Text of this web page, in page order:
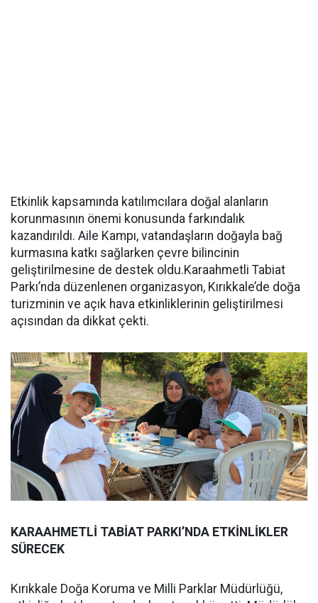
Etkinlik kapsamında katılımcılara doğal alanların
korunmasının önemi konusunda farkındalık
kazandırıldı. Aile Kampı, vatandaşların doğayla bağ
kurmasına katkı sağlarken çevre bilincinin
geliştirilmesine de destek oldu.Karaahmetli Tabiat
Parkı’nda düzenlenen organizasyon, Kırıkkale’de doğa
turizminin ve açık hava etkinliklerinin geliştirilmesi
açısından da dikkat çekti.
KARAAHMETLİ TABİAT PARKI’NDA ETKİNLİKLER
SÜRECEK
Kırıkkale Doğa Koruma ve Milli Parklar Müdürlüğü,